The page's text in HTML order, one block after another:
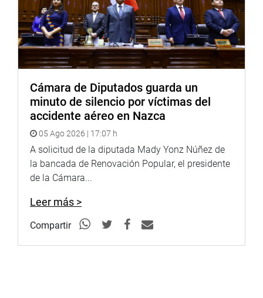
Cámara de Diputados guarda un
minuto de silencio por víctimas del
accidente aéreo en Nazca
05 Ago 2026 | 17:07 h
A solicitud de la diputada Mady Yonz Núñez de
la bancada de Renovación Popular, el presidente
de la Cámara...
Leer más >
Compartir